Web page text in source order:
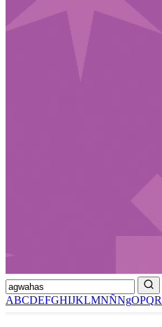
ABCDEFGHIJKLMNÑNgOPQR